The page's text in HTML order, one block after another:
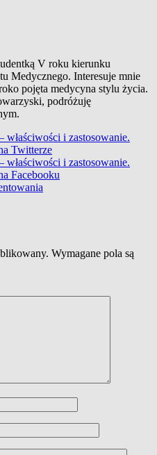
V roku kierunku
Medycznego. Interesuje mnie
pojęta medycyna stylu życia.
podróżuję
właściwości i zastosowanie.
Twitterze
właściwości i zastosowanie.
Facebooku
Wymagane pola są